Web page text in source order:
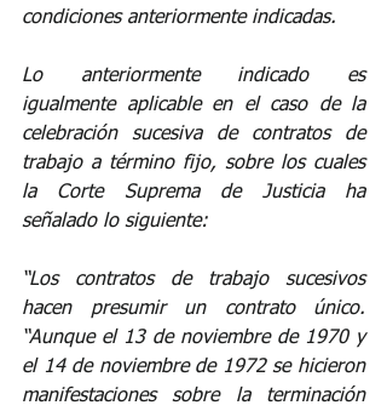
condiciones anteriormente indicadas.
Lo anteriormente indicado es
igualmente aplicable en el caso de la
celebración sucesiva de contratos de
trabajo a término fijo, sobre los cuales
la Corte Suprema de Justicia ha
señalado lo siguiente:
“Los contratos de trabajo sucesivos
hacen presumir un contrato único.
“Aunque el 13 de noviembre de 1970 y
el 14 de noviembre de 1972 se hicieron
manifestaciones sobre la terminación